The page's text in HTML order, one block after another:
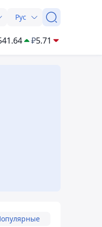
Рус
₽5.71